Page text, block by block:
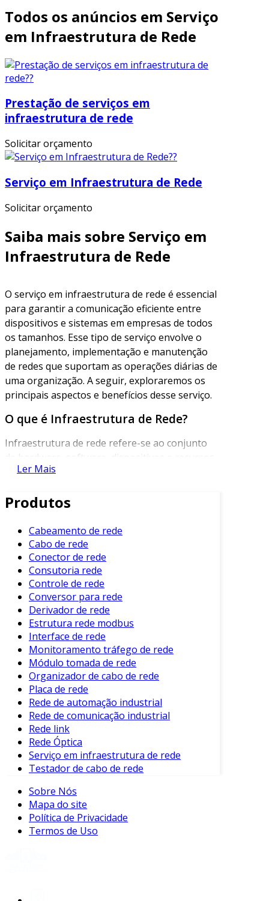
Todos os anúncios em Serviço
em Infraestrutura de Rede
Prestação de serviços em
infraestrutura de rede
Solicitar orçamento
Serviço em Infraestrutura de Rede
Solicitar orçamento
Saiba mais sobre Serviço em
Infraestrutura de Rede
O serviço em infraestrutura de rede é essencial
para garantir a comunicação eficiente entre
dispositivos e sistemas em empresas de todos
os tamanhos. Esse tipo de serviço envolve o
planejamento, implementação e manutenção
de redes que suportam as operações diárias de
uma organização. A seguir, exploraremos os
principais aspectos e benefícios desse serviço.
O que é Infraestrutura de Rede?
Infraestrutura de rede refere-se ao conjunto
de hardware, software, dispositivos e recursos
necessários para estabelecer e manter uma
abrange tudo, desde servidores e roteadores
mais conectado, essa infraestrutura é vital para
o desempenho das organizações.
Principais Componentes da
Infraestrutura de Rede
Os componentes podem variar de acordo com a
necessidade organizacional. No entanto,
alguns elementos são essenciais:
Roteadores: Direcionam o tráfego de
dados entre redes diferentes.
Switches: Conectam diversos dispositivos
dentro da mesma rede.
Cabos de Rede
dos dispositivos, permitindo a
comunicação.
Firewalls: Garantem a segurança,
filtrando o tráfego de dados.
Servidores: Armazenam informações e
oferecem recursos aos usuários.
Ler Mais
Produtos
Cabeamento de rede
Cabo de rede
Conector de rede
Consutoria rede
Controle de rede
Conversor para rede
Derivador de rede
Estrutura rede modbus
Interface de rede
Monitoramento tráfego de rede
Módulo tomada de rede
Organizador de cabo de rede
Placa de rede
Rede de automação industrial
Rede de comunicação industrial
Rede link
Rede Óptica
Serviço em infraestrutura de rede
Testador de cabo de rede
Sobre Nós
Mapa do site
Política de Privacidade
Termos de Uso